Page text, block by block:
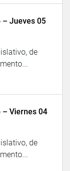
– Jueves 05
de
– Viernes 04
de